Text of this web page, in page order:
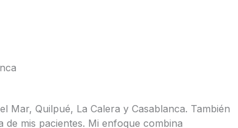
Mar, Quilpué, La Calera y Casablanca. También
mis pacientes. Mi enfoque combina